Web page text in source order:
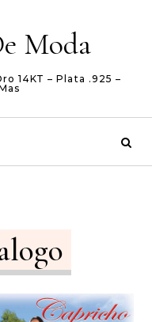
Moda
14KT – Plata .925 –